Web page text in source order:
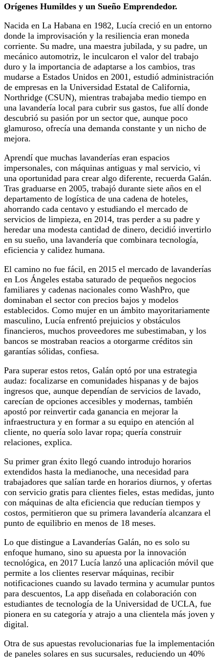
Orígenes Humildes y un Sueño Emprendedor.
Nacida en La Habana en 1982, Lucía creció en un entorno
donde la improvisación y la resiliencia eran moneda
corriente. Su madre, una maestra jubilada, y su padre, un
mecánico automotriz, le inculcaron el valor del trabajo
duro y la importancia de adaptarse a los cambios, tras
mudarse a Estados Unidos en 2001, estudió administración
de empresas en la Universidad Estatal de California,
Northridge (CSUN), mientras trabajaba medio tiempo en
una lavandería local para cubrir sus gastos, fue allí donde
descubrió su pasión por un sector que, aunque poco
glamuroso, ofrecía una demanda constante y un nicho de
mejora.
Aprendí que muchas lavanderías eran espacios
impersonales, con máquinas antiguas y mal servicio, vi
una oportunidad para crear algo diferente, recuerda Galán.
Tras graduarse en 2005, trabajó durante siete años en el
departamento de logística de una cadena de hoteles,
ahorrando cada centavo y estudiando el mercado de
servicios de limpieza, en 2014, tras perder a su padre y
heredar una modesta cantidad de dinero, decidió invertirlo
en su sueño, una lavandería que combinara tecnología,
eficiencia y calidez humana.
El camino no fue fácil, en 2015 el mercado de lavanderías
en Los Ángeles estaba saturado de pequeños negocios
familiares y cadenas nacionales como WashPro, que
dominaban el sector con precios bajos y modelos
establecidos. Como mujer en un ámbito mayoritariamente
masculino, Lucía enfrentó prejuicios y obstáculos
financieros, muchos proveedores me subestimaban, y los
bancos se mostraban reacios a otorgarme créditos sin
garantías sólidas, confiesa.
Para superar estos retos, Galán optó por una estrategia
audaz: focalizarse en comunidades hispanas y de bajos
ingresos que, aunque dependían de servicios de lavado,
carecían de opciones accesibles y modernas, también
apostó por reinvertir cada ganancia en mejorar la
infraestructura y en formar a su equipo en atención al
cliente, no quería solo lavar ropa; quería construir
relaciones, explica.
Su primer gran éxito llegó cuando introdujo horarios
extendidos hasta la medianoche, una necesidad para
trabajadores que salían tarde en horarios diurnos, y ofertas
con servicio gratis para clientes fieles, estas medidas, junto
con máquinas de alta eficiencia que reducían tiempos y
costos, permitieron que su primera lavandería alcanzara el
punto de equilibrio en menos de 18 meses.
Lo que distingue a Lavanderías Galán, no es solo su
enfoque humano, sino su apuesta por la innovación
tecnológica, en 2017 Lucía lanzó una aplicación móvil que
permite a los clientes reservar máquinas, recibir
notificaciones cuando su lavado termina y acumular puntos
para descuentos, La app diseñada en colaboración con
estudiantes de tecnología de la Universidad de UCLA, fue
pionera en su categoría y atrajo a una clientela más joven y
digital.
Otra de sus apuestas revolucionarias fue la implementación
de paneles solares en sus sucursales, reduciendo un 40%